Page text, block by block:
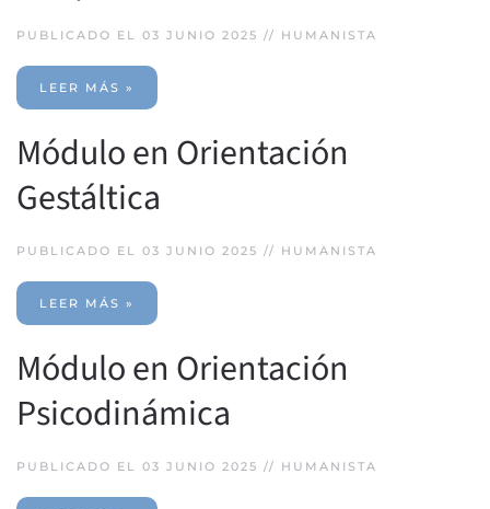
PUBLICADO EL 03 JUNIO 2025 // HUMANISTA
LEER MÁS »
Módulo en Orientación
Gestáltica
PUBLICADO EL 03 JUNIO 2025 // HUMANISTA
LEER MÁS »
Módulo en Orientación
Psicodinámica
PUBLICADO EL 03 JUNIO 2025 // HUMANISTA